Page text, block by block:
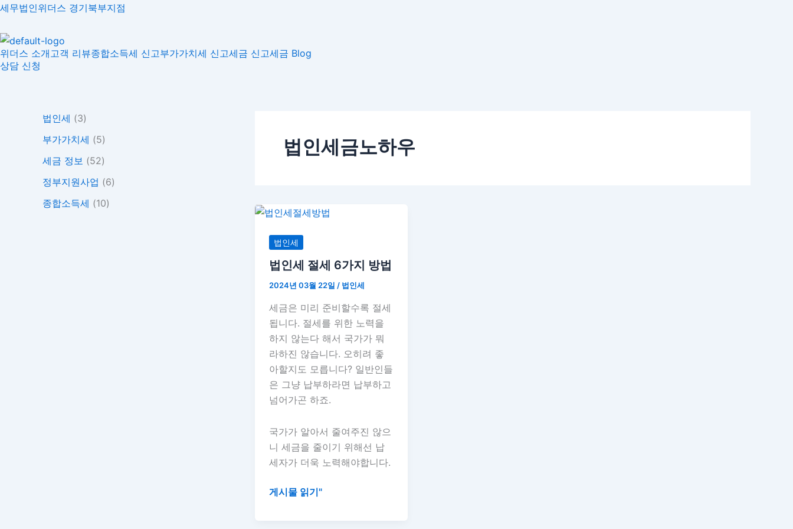
콘
츠
로
건
세무법인위더스 경기북부지점
위더스 소개 고객 리뷰종합소득세 신고부가가치세 신고세금 신고세금 Blog
상담 신청
법인세 (3)
부가가치세 (5)
세금 정보 (52)
정부지원사업 (6)
종합소득세 (10)
법인세금노하우
법인세
법인세 절세 6가지 방법
2024년 03월 22일 / 법인세
세금은 미리 준비할수록 절세
됩니다. 절세를 위한 노력을
하지 않는다 해서 국가가 뭐
라하진 않습니다. 오히려 좋
아할지도 모릅니다? 일반인들
은 그냥 납부하라면 납부하고
넘어가곤 하죠.
국가가 알아서 줄여주진 않으
니 세금을 줄이기 위해선 납
세자가 더욱 노력해야합니다.
법
세
세
6
가
지
방
법
게시물 읽기"